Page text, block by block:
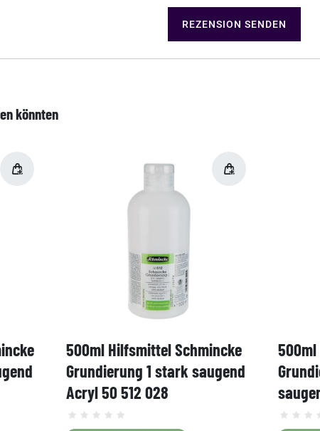
REZENSION SENDEN
könnten
500ml Hilfsmittel Schmincke
Grundierung 1 stark saugend
Acryl 50 512 028